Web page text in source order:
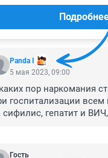
47
Panda I
5 мая 2023, 09:00
пор наркомания
госпитализации
сифилис, гепатит и
Гость